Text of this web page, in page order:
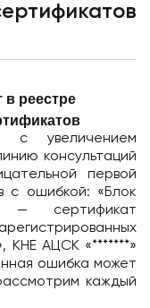
в реестре
с увеличением
консультаций
первой
с ошибкой: «Блок
— сертификат
КНЕ АЦСК «*******»
ошибка может
каждый